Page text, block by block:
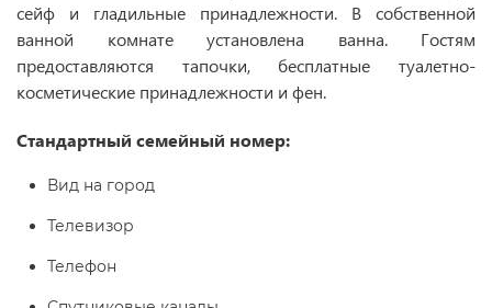
сейф и гладильные принадлежности. В собственной
ванной комнате установлена ванна. Гостям
предоставляются тапочки, бесплатные туалетно-
косметические принадлежности и фен.
Стандартный семейный номер:
Вид на город
Телевизор
Телефон